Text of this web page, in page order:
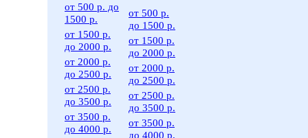
от 500 р. до
1500 р.
от 1500 р.
до 2000 р.
от 2000 р.
до 2500 р.
от 2500 р.
до 3500 р.
от 3500 р.
до 4000 р.
от 500 р.
до 1500 р.
от 1500 р.
до 2000 р.
от 2000 р.
до 2500 р.
от 2500 р.
до 3500 р.
от 3500 р.
до 4000 р.